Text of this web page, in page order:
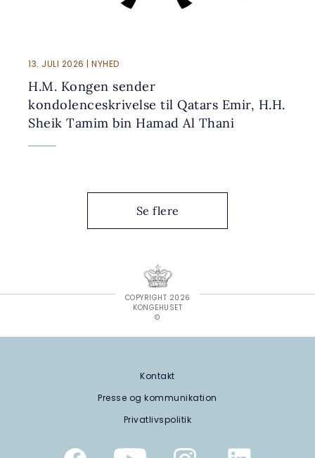
13. JULI 2026 | NYHED
H.M. Kongen sender
kondolenceskrivelse til Qatars Emir, H.H.
Sheik Tamim bin Hamad Al Thani
Se flere
COPYRIGHT 2026
KONGEHUSET
©
Kontakt
Presse og kommunikation
Privatlivspolitik